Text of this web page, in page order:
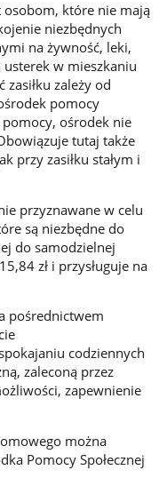
osobom, które nie mają
niezbędnych
na żywność, leki,
w mieszkaniu
zasiłku zależy od
pomocy
pomocy, ośrodek nie
tutaj także
przy zasiłku stałym i
przyznawane w celu
są niezbędne do
do samodzielnej
zł i przysługuje na
pośrednictwem
codziennych
zaleconą przez
zapewnienie
można
Pomocy Społecznej